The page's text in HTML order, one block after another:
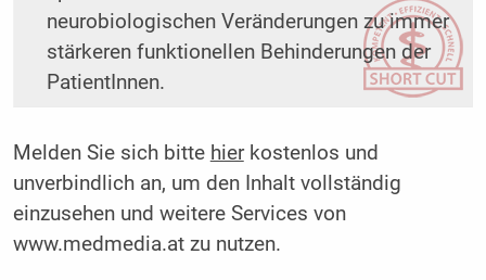
neurobiologischen Veränderungen zu immer
stärkeren funktionellen Behinderungen der
PatientInnen.
Melden Sie sich bitte hierkostenlos und
unverbindlich an, um den Inhalt vollständig
einzusehen und weitere Services von
www.medmedia.at zu nutzen.